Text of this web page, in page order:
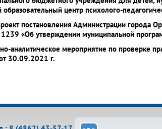
центр психолого-
постановления Администрации города
«Об утверждении муниципальной
аналитическое мероприятие по проверке
30.09.2021 г.